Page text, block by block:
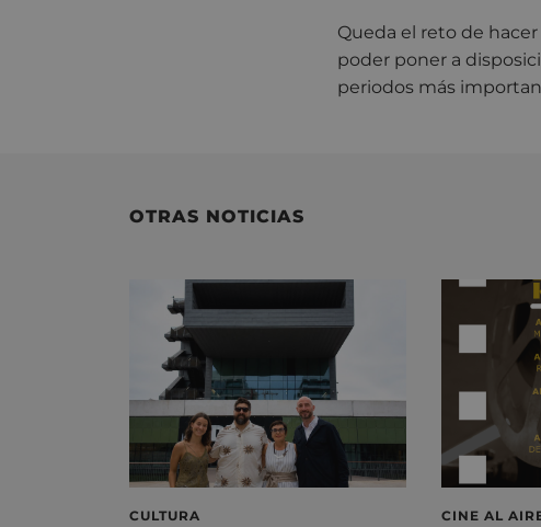
Queda el reto de
poder poner a
periodos más
OTRAS NOTICIAS
CULTURA CINE AL